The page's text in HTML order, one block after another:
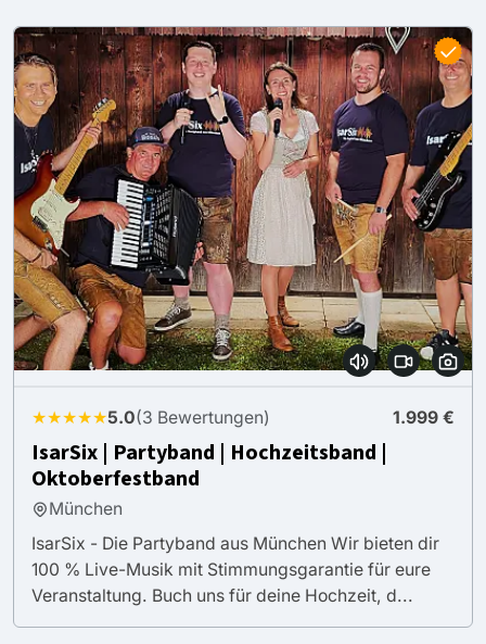
★★★★★5.0(3 Bewertungen) 1.999 €
IsarSix | Partyband | Hochzeitsband |
Oktoberfestband
München
IsarSix - Die Partyband aus München Wir bieten dir
100 % Live-Musik mit Stimmungsgarantie für eure
Veranstaltung. Buch uns für deine Hochzeit, d...